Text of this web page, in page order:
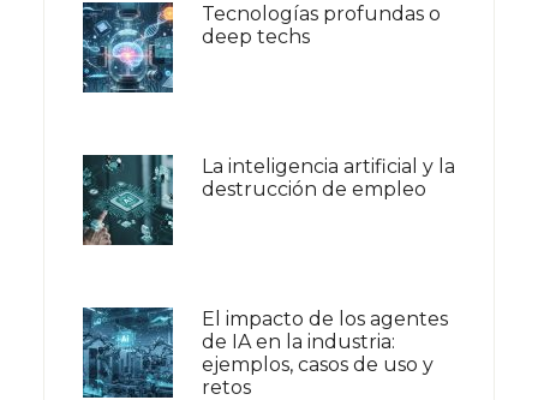
Tecnologías profundas o
deep techs
La inteligencia artificial y la
destrucción de empleo
El impacto de los agentes
de IA en la industria:
ejemplos, casos de uso y
retos